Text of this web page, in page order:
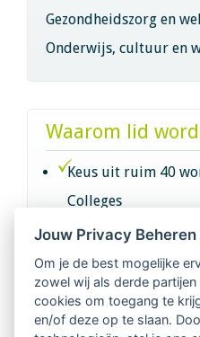
Gezondheidszorg en
Onderwijs, cultuur en
Waarom lid
Keus uit ruim 40
Colleges
Intervisie met
Netwerk van 2100
regio's
Jouw Privacy Beheren
Om je de best mogelijke
zowel wij als derde
cookies om toegang te
en/of deze op te slaan.